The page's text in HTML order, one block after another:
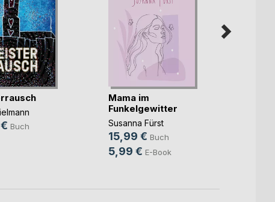
Buch
Mama im
Funkelgewitter
Susanna Fürst
15,99 € Buch
5,99 € E-Book